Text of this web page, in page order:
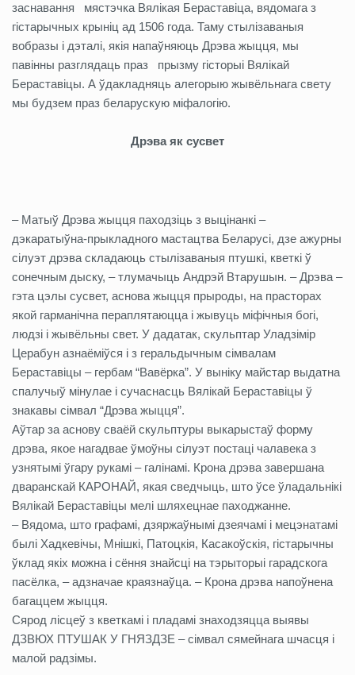
заснавання мястэчка Вялікая Бераставіца, вядомага з
гістарычных крыніц ад 1506 года. Таму стылізаваныя
вобразы і дэталі, якія напаўняюць Дрэва жыцця, мы
павінны разглядаць праз прызму гісторыі Вялікай
Бераставіцы. А ўдакладняць алегорыю жывёльнага свету
мы будзем праз беларускую міфалогію.
Дрэва як сусвет
– Матыў Дрэва жыцця паходзіць з выцінанкі –
дэкаратыўна-прыкладного мастацтва Беларусі, дзе ажурны
сілуэт дрэва складаюць стылізаваныя птушкі, кветкі ў
сонечным дыску, – тлумачыць Андрэй Втарушын. – Дрэва –
гэта цэлы сусвет, аснова жыцця прыроды, на прасторах
якой гарманічна пераплятаюцца і жывуць міфічныя богі,
людзі і жывёльны свет. У дадатак, скульптар Уладзімір
Церабун азнаёміўся і з геральдычным сімвалам
Бераставіцы – гербам “Вавёрка”. У выніку майстар выдатна
спалучыў мінулае і сучаснасць Вялікай Бераставіцы ў
знакавы сімвал “Дрэва жыцця”.
Аўтар за аснову сваёй скульптуры выкарыстаў форму
дрэва, якое нагадвае ўмоўны сілуэт постаці чалавека з
узнятымі ўгару рукамі – галінамі. Крона дрэва завершана
дваранскай КАРОНАЙ, якая сведчыць, што ўсе ўладальнікі
Вялікай Бераставіцы мелі шляхецнае паходжанне.
– Вядома, што графамі, дзяржаўнымі дзеячамі і мецэнатамі
былі Хадкевічы, Мнішкі, Патоцкія, Касакоўскія, гістарычны
ўклад якіх можна і сёння знайсці на тэрыторыі гарадскога
пасёлка, – адзначае краязнаўца. – Крона дрэва напоўнена
багаццем жыцця.
Сярод лісцеў з кветкамі і пладамі знаходзяцца выявы
ДЗВЮХ ПТУШАК У ГНЯЗДЗЕ – сімвал сямейнага шчасця і
малой радзімы.